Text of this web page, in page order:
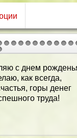
папуля,
рождения тебя!
обниму я
тебе любя:
«протянешь лапу»,